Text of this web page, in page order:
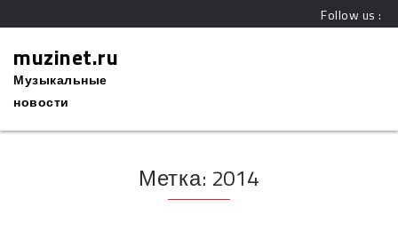
Follow us :
muzinet.ru
Музыкальные
новости
Метка: 2014